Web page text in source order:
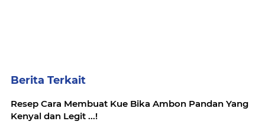
Berita Terkait
Resep Cara Membuat Kue Bika Ambon Pandan Yang
Kenyal dan Legit ...!